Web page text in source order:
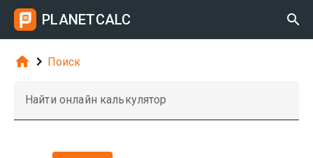
PLANETCALC 
  Поиск
Найти онлайн калькулятор